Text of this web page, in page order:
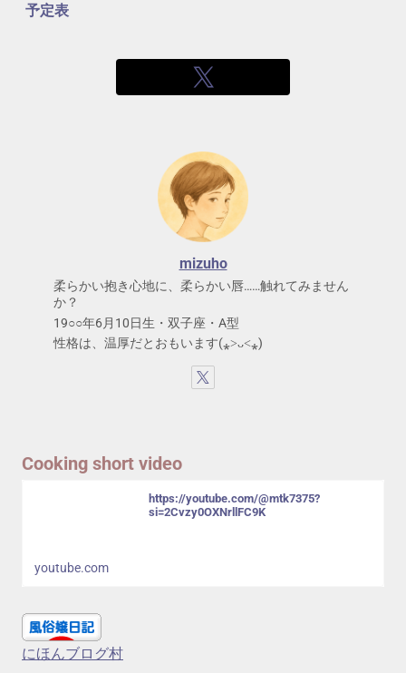
予定表
mizuho
柔らかい抱き心地に、柔らかい唇……触れてみません
か？
19○○年6月10日生・双子座・A型
性格は、温厚だとおもいます(⁎˃ᴗ˂⁎)
Cooking short video
https://youtube.com/@mtk7375?
si=2Cvzy0OXNrllFC9K
youtube.com
にほんブログ村